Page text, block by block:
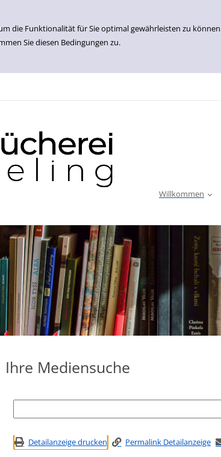
die Funktionalität für Sie optimal gewährleisten zu
Sie diesen Bedingungen zu.
Willkommen
Ihre Mediensuche
Detailanzeige drucken Permalink Detailanzeige